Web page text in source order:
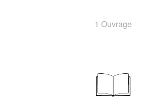
1 Ouvrage